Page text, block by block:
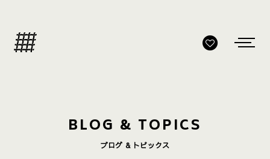
BLOG & TOPICS
ブログ & トピックス